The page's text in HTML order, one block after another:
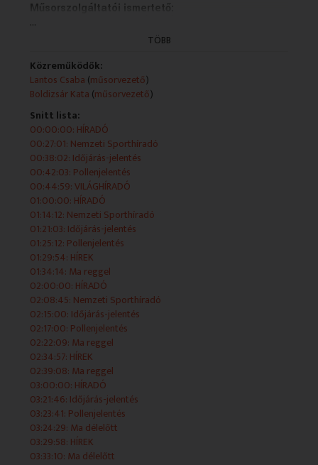
Műsorszolgáltatói ismertető:
2026.07.07 - 06:00:00 - HÍRADÓ
2026.07.07 - 06:38:02 - Időjárás-jelentés
2026.07.07 - 06:44:59 - VILÁGHÍRADÓ
2026.07.07 - 07:00:00 - HÍRADÓ
2026.07.07 - 07:14:12 - Nemzeti Sporthíradó
2026.07.07 - 07:21:03 - Időjárás-jelentés
2026.07.07 - 07:25:12 - Pollenjelentés
2026.07.07 - 07:29:54 - HÍREK
2026.07.07 - 07:34:14 - Ma reggel
2026.07.07 - 08:00:00 - HÍRADÓ
2026.07.07 - 08:08:45 - Nemzeti Sporthíradó
2026.07.07 - 08:15:00 - Időjárás-jelentés
2026.07.07 - 08:17:00 - Pollenjelentés
2026.07.07 - 08:22:09 - Ma reggel
...
TÖBB
Közreműködők:
Lantos Csaba (műsorvezető)
Boldizsár Kata (műsorvezető)
Snitt lista:
00:00:00: HÍRADÓ
00:27:01: Nemzeti Sporthíradó
00:38:02: Időjárás-jelentés
00:42:03: Pollenjelentés
00:44:59: VILÁGHÍRADÓ
01:00:00: HÍRADÓ
01:14:12: Nemzeti Sporthíradó
01:21:03: Időjárás-jelentés
01:25:12: Pollenjelentés
01:29:54: HÍREK
01:34:14: Ma reggel
02:00:00: HÍRADÓ
02:08:45: Nemzeti Sporthíradó
02:15:00: Időjárás-jelentés
02:17:00: Pollenjelentés
02:22:09: Ma reggel
02:34:57: HÍREK
02:39:08: Ma reggel
03:00:00: HÍRADÓ
03:21:46: Időjárás-jelentés
03:23:41: Pollenjelentés
03:24:29: Ma délelőtt
03:29:58: HÍREK
03:33:10: Ma délelőtt